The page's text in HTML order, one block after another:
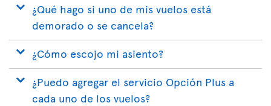
¿Qué hago si uno de mis vuelos está
demorado o se cancela?
¿Cómo escojo mi asiento?
¿Puedo agregar el servicio Opción Plus a
cada uno de los vuelos?